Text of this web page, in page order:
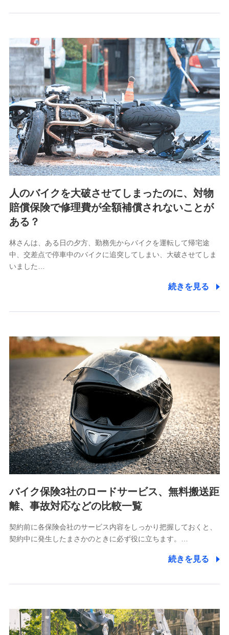
取引先としての選定業務、営業情報の提供業務、契約締結手
続き業務、取引管理業務、およびこれらに準ずる業務の遂行
のため
9.お問い合わせ情報
各種お問い合わせに対応するため
10.受託業務の 個人情報
受託業務の遂行およびこれらに準ずる業務の遂行のため
11.マイカー通勤管理クラウド並びに法人向けASPサー
ビスに関してのお問い合わせ情報
各種お問い合わせに対応するため
当社のサービスに関する情報提供や、皆様に有用なお知らせ
をお送りするため
アンケートの送付のため
当社のサービスや媒体の運営改善に必要なデータを解析し、
分析するため
当社の対応品質向上やお問い合わせ内容の正確な把握のため
個人情報保護管理者の職名、連絡先
〒103-0013 東京都中央区日本橋人形町2-14-10 アー
個人情報の第三者提供について
当社ではご本人の同意がある場合または法令に基づく場
合を除き、第三者に提供いたしません。
業務の委託
当社は利用目的の達成に必要な範囲内において個人情報
の取り扱いの全部または一部を委託する場合がありま
す。
個人データの共同利用
当社は株式会社NTTドコモとの間で、以下のとおり個
【共同して利用される利用データの項目】
取得した、以下の情報などの個人データ
氏名、電話番号、メールアドレス、お客さまの識別子、属
当社又は株式会社NTTドコモが提供する各種サービスなどの
ご契約・ご利用などに関する情報。例として、当社又は株式
会社NTTドコモが提供する各種サービスのご契約状態・ご利
人のバイクを大破させてしまったのに、対物
賠償保険で修理費が全額補償されないことが
ある？
林さんは、ある日の夕方、勤務先からバイクを運転して帰宅途
中、交差点で停車中のバイクに追突してしまい、大破させてしま
いました…
続きを見る
バイク保険3社のロードサービス、無料搬送距
離、事故対応などの比較一覧
契約前に各保険会社のサービス内容をしっかり把握しておくと、
契約中に発生したまさかのときに必ず役に立ちます。…
続きを見る